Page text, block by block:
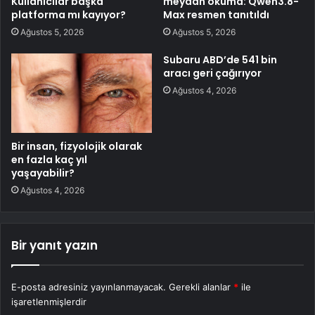
platforma mı kayıyor?
Ağustos 5, 2026
Max resmen tanıtıldı
Ağustos 5, 2026
Bir insan, fizyolojik olarak
en fazla kaç yıl
yaşayabilir?
Ağustos 4, 2026
Subaru ABD’de 541 bin
aracı geri çağırıyor
Ağustos 4, 2026
Bir yanıt yazın
E-posta adresiniz yayınlanmayacak. Gerekli alanlar * ile
işaretlenmişlerdir